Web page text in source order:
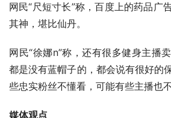
网民“尺短寸长”称，百度上的药品广
其神，堪比仙丹。
网民“徐娜n”称，还有很多健身主播
都是没有蓝帽子的，都会说有很好的
些忠实粉丝不懂看，可能有些主播也
媒体观点